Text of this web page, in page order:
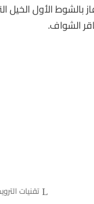
بالشوط الأولالخيل
الشواف.
تقنيات